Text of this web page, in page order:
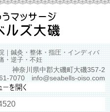
｜鍼灸・整体・指圧・インディバ
・逆子・不妊
神奈川県中郡大磯町大磯357-2
7070 info@seabells-oiso.com